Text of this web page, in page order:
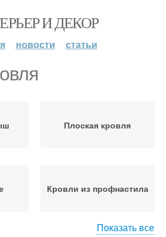
И ДЕКОР
новости статьи
Плоская кровля
Кровли из профнастила
Показать все